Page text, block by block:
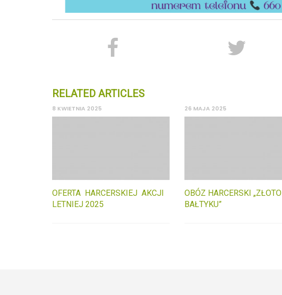
RELATED ARTICLES
8 KWIETNIA 2025
OFERTA HARCERSKIEJ AKCJI
LETNIEJ 2025
26 MAJA 2025
OBÓZ HARCERSKI „ZŁOTO
BAŁTYKU”